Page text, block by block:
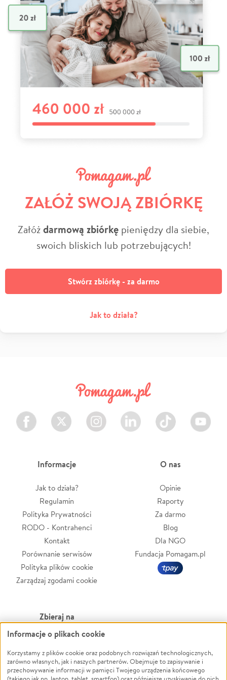
ZAŁÓŻ SWOJĄ ZBIÓRKĘ
Załóżdarmową zbiórkę pieniędzy dla siebie,
swoich bliskich lub potrzebujących!
Stwórz zbiórkę - za darmo
Jak to działa?
Facebook Twitter Instagram LinkedIn TikTok Youtube
Informacje
Jak to działa?
Regulamin
Polityka Prywatności
RODO - Kontrahenci
Kontakt
Porównanie serwisów
Polityka plików cookie
Zarządzaj zgodami cookie
O nas
Opinie
Raporty
Za darmo
Blog
Dla NGO
Fundacja Pomagam.pl
Zbieraj na
Leczenie
Zwierzęta
Pożar
Powódź
Wichura
Informacje o plikach cookie
Korzystamy z plików cookie oraz podobnych rozwiązań technologicznych,
zarówno własnych, jak i naszych partnerów. Obejmuje to zapisywanie i
przechowywanie informacji w pamięci Twojego urządzenia końcowego